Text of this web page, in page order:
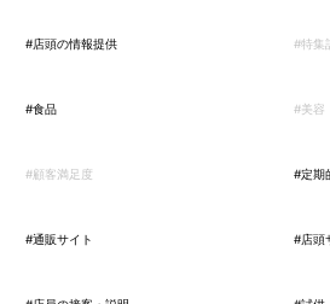
#店頭の情報提供 #特集
#食品 #美容
#顧客満足度 #定期
#通販サイト #店頭